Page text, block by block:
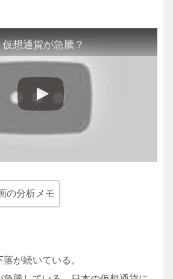
想通貨が急騰？
の分析メモ
が続いている。